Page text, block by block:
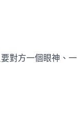
對方一個眼神、一